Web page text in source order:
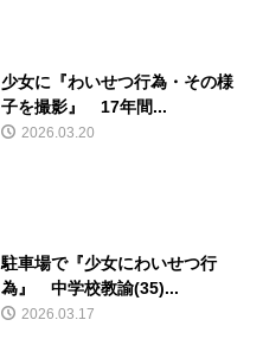
少女に『わいせつ行為・その様
子を撮影』 17年間...
2026.03.20
駐車場で『少女にわいせつ行
為』 中学校教諭(35)...
2026.03.17